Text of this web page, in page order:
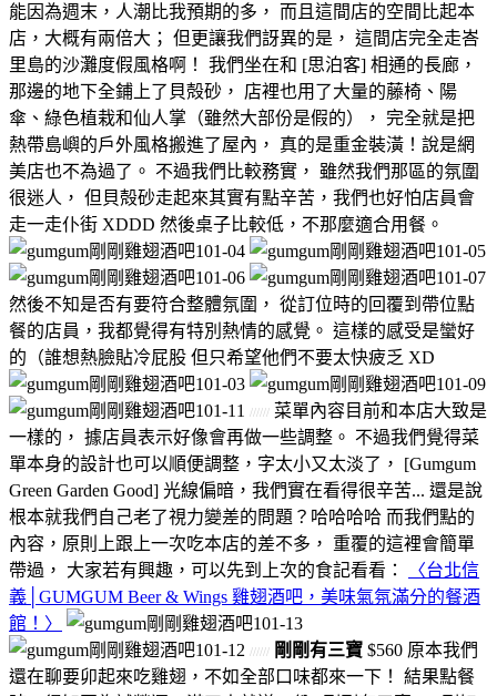
能因為週末，人潮比我預期的多， 而且這間店的空間比起本
店，大概有兩倍大； 但更讓我們訝異的是， 這間店完全走峇
里島的沙灘度假風格啊！ 我們坐在和 [思泊客] 相通的長廊，
那邊的地下全鋪上了貝殻砂， 店裡也用了大量的藤椅、陽
傘、綠色植栽和仙人掌（雖然大部份是假的）， 完全就是把
熱帶島嶼的戶外風格搬進了屋內， 真的是重金裝潢！說是網
美店也不為過了。 不過我們比較務實， 雖然我們那區的氛圍
很迷人， 但貝殻砂走起來其實有點辛苦，我們也好怕店員會
走一走仆街 XDDD 然後桌子比較低，不那麼適合用餐。
然後不知是否有要符合整體氛圍， 從訂位時的回覆到帶位點
餐的店員，我都覺得有特別熱情的感覺。 這樣的感受是蠻好
的（誰想熱臉貼冷屁股 但只希望他們不要太快疲乏 XD
////// 菜單內容目前和本店大致是
一樣的， 據店員表示好像會再做一些調整。 不過我們覺得菜
單本身的設計也可以順便調整，字太小又太淡了， [Gumgum
Green Garden Good] 光線偏暗，我們實在看得很辛苦... 還是說
根本就我們自己老了視力變差的問題？哈哈哈哈 而我們點的
內容，原則上跟上一次吃本店的差不多， 重覆的這裡會簡單
帶過， 大家若有興趣，可以先到上次的食記看看：
〈台北信
義│GUMGUM Beer & Wings 雞翅酒吧，美味氣氛滿分的餐酒
館！〉
////// 剛剛有三寶 $560 原本我們
還在聊要卯起來吃雞翅，不如全部口味都來一下！ 結果點餐